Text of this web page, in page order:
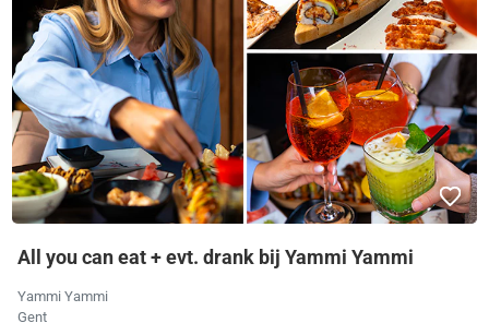
All you can eat + evt. drank bij Yammi Yammi
Yammi Yammi
Gent